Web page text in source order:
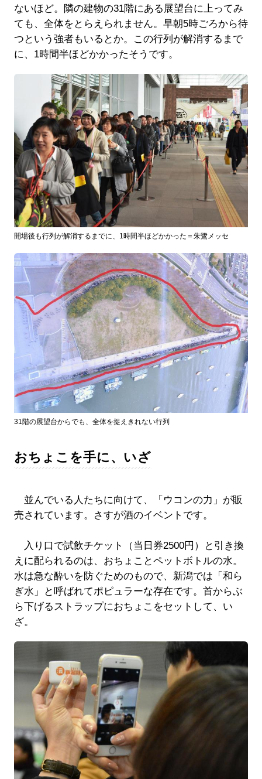
ないほど。隣の建物の31階にある展望台に上ってみ
ても、全体をとらえられません。早朝5時ごろから待
つという強者もいるとか。この行列が解消するまで
に、1時間半ほどかかったそうです。
開場後も行列が解消するまでに、1時間半ほどかかった＝朱鷺メッセ
31階の展望台からでも、全体を捉えきれない行列
おちょこを手に、いざ
並んでいる人たちに向けて、「ウコンの力」が販
売されています。さすが酒のイベントです。
入り口で試飲チケット（当日券2500円）と引き換
えに配られるのは、おちょことペットボトルの水。
水は急な酔いを防ぐためのもので、新潟では「和ら
ぎ水」と呼ばれてポピュラーな存在です。首からぶ
ら下げるストラップにおちょこをセットして、い
ざ。